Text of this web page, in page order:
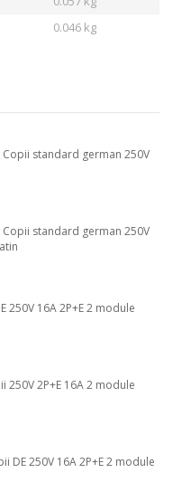
0.046 kg
Copii standard german 250V
Copii standard german 250V
250V 16A 2P+E 2 module
250V 2P+E 16A 2 module
DE 250V 16A 2P+E 2 module